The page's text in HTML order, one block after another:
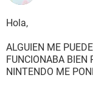
Hola,
ALGUIEN ME
FUNCIONABA BIEN
NINTENDO ME